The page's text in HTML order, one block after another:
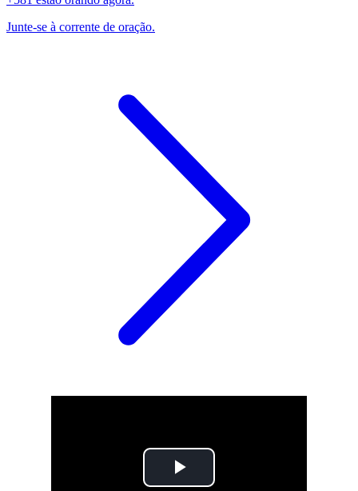
Junte-se à corrente de oração.